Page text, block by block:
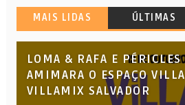
MAIS LIDAS ÚLTIMAS
LOMA & RAFA E
AMIMARA O ESPAÇO
VILLAMIX SALVADOR